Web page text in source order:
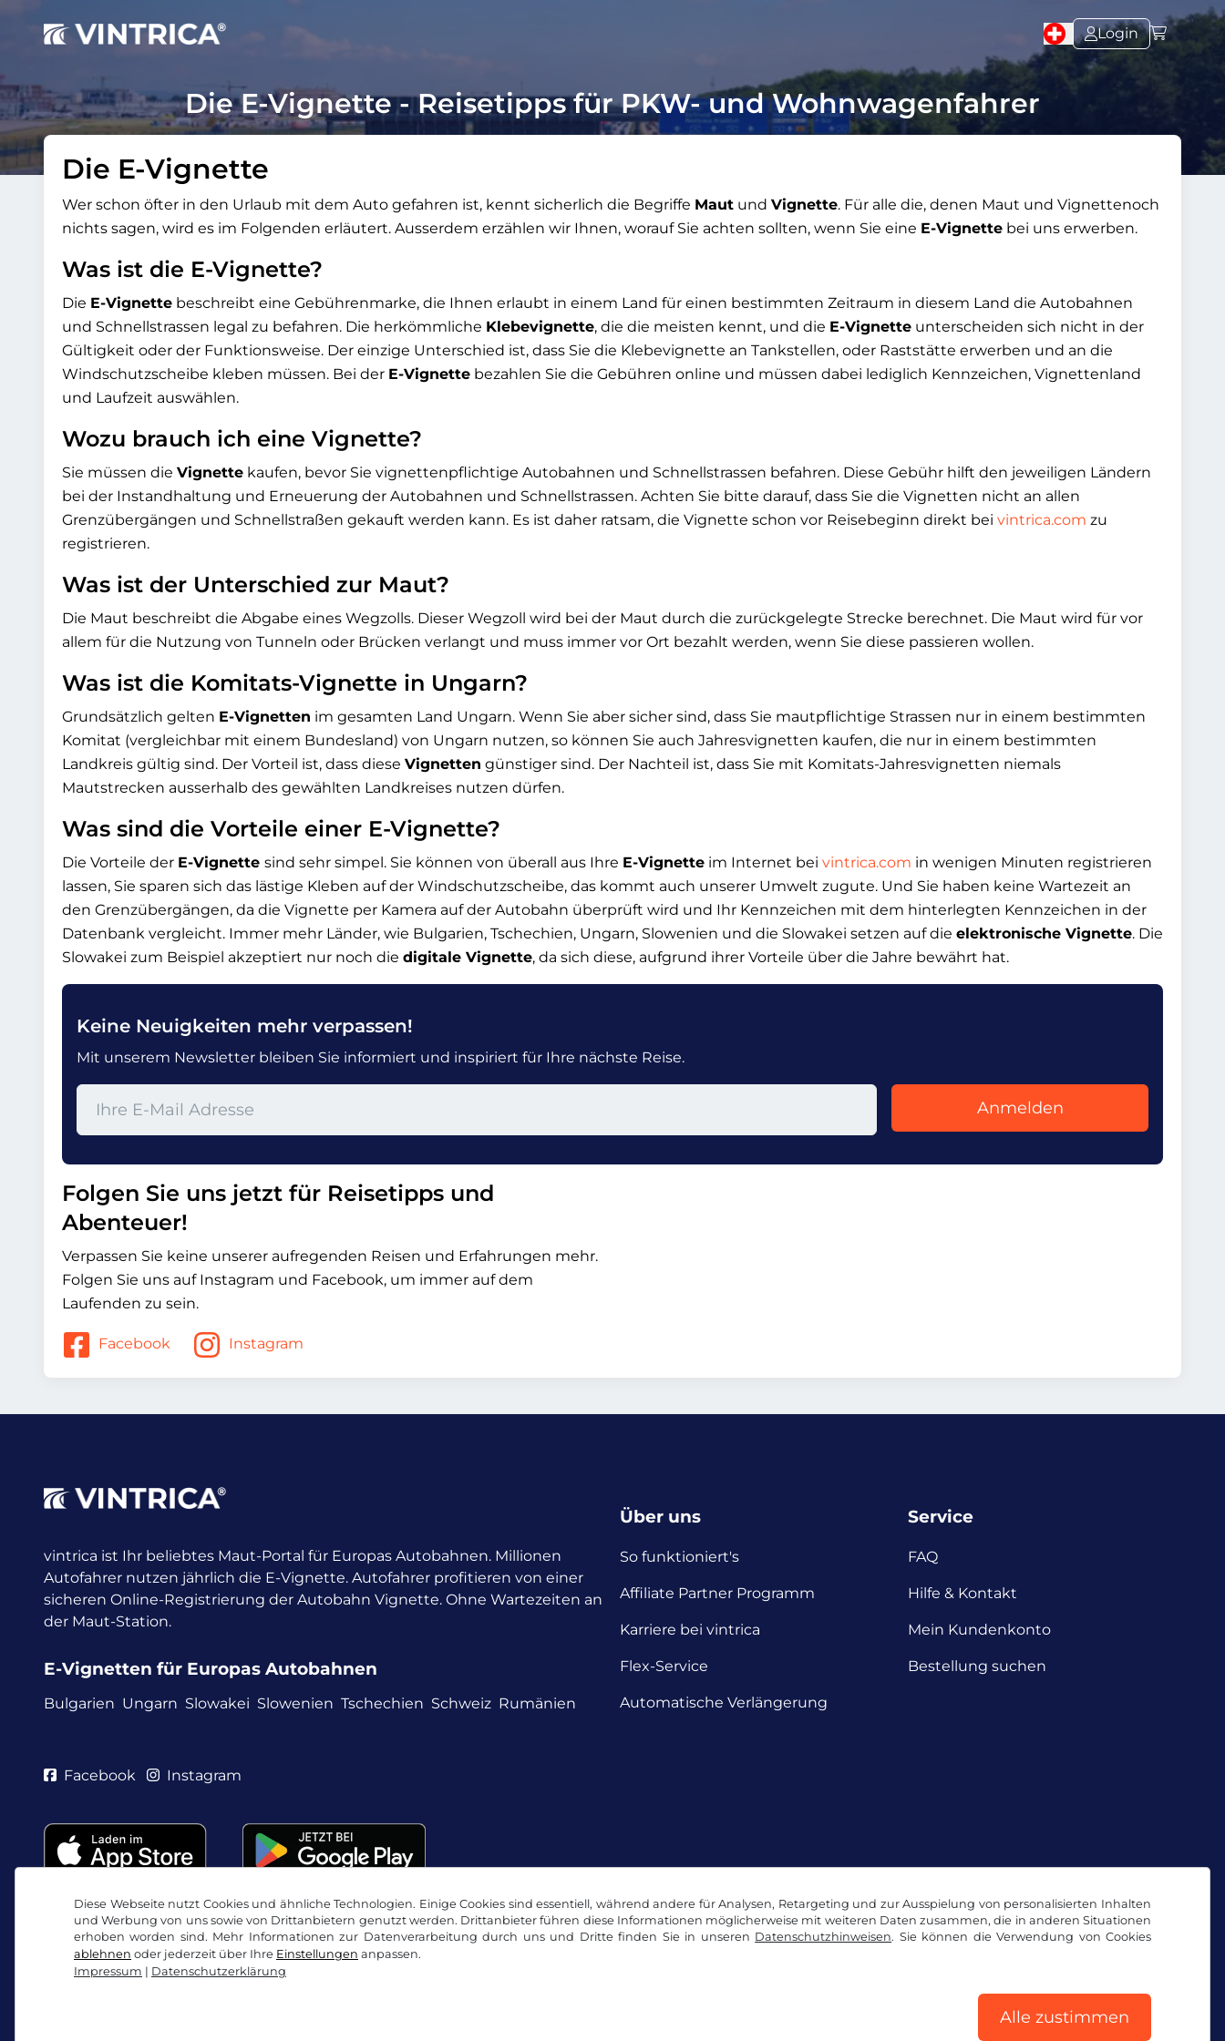
Diese Webseite nutzt Cookies und ähnliche Technologien. Einige Cookies sind essentiell, während andere für Analysen, Retargeting und zur Ausspielung von personalisierten Inhalten
und Werbung von uns sowie von Drittanbietern genutzt werden. Drittanbieter führen diese Informationen möglicherweise mit weiteren Daten zusammen, die in anderen Situationen
erhoben worden sind. Mehr Informationen zur Datenverarbeitung durch uns und Dritte finden Sie in unseren Datenschutzhinweisen. Sie können die Verwendung von Cookies
ablehnen oder jederzeit über Ihre Einstellungen anpassen.
Impressum | Datenschutzerklärung
Alle zustimmen
Login
Die E-Vignette - Reisetipps für PKW- und Wohnwagenfahrer
Die E-Vignette
Wer schon öfter in den Urlaub mit dem Auto gefahren ist, kennt sicherlich die Begriffe Maut und Vignette. Für alle die, denen Maut und Vignettenoch
nichts sagen, wird es im Folgenden erläutert. Ausserdem erzählen wir Ihnen, worauf Sie achten sollten, wenn Sie eine E-Vignette bei uns erwerben.
Was ist die E-Vignette?
Die E-Vignette beschreibt eine Gebührenmarke, die Ihnen erlaubt in einem Land für einen bestimmten Zeitraum in diesem Land die Autobahnen
und Schnellstrassen legal zu befahren. Die herkömmliche Klebevignette, die die meisten kennt, und die E-Vignette unterscheiden sich nicht in der
Gültigkeit oder der Funktionsweise. Der einzige Unterschied ist, dass Sie die Klebevignette an Tankstellen, oder Raststätte erwerben und an die
Windschutzscheibe kleben müssen. Bei der E-Vignette bezahlen Sie die Gebühren online und müssen dabei lediglich Kennzeichen, Vignettenland
und Laufzeit auswählen.
Wozu brauch ich eine Vignette?
Sie müssen die Vignette kaufen, bevor Sie vignettenpflichtige Autobahnen und Schnellstrassen befahren. Diese Gebühr hilft den jeweiligen Ländern
bei der Instandhaltung und Erneuerung der Autobahnen und Schnellstrassen. Achten Sie bitte darauf, dass Sie die Vignetten nicht an allen
Grenzübergängen und Schnellstraßen gekauft werden kann. Es ist daher ratsam, die Vignette schon vor Reisebeginn direkt bei vintrica.com zu
registrieren.
Was ist der Unterschied zur Maut?
Die Maut beschreibt die Abgabe eines Wegzolls. Dieser Wegzoll wird bei der Maut durch die zurückgelegte Strecke berechnet. Die Maut wird für vor
allem für die Nutzung von Tunneln oder Brücken verlangt und muss immer vor Ort bezahlt werden, wenn Sie diese passieren wollen.
Was ist die Komitats-Vignette in Ungarn?
Grundsätzlich gelten E-Vignetten im gesamten Land Ungarn. Wenn Sie aber sicher sind, dass Sie mautpflichtige Strassen nur in einem bestimmten
Komitat (vergleichbar mit einem Bundesland) von Ungarn nutzen, so können Sie auch Jahresvignetten kaufen, die nur in einem bestimmten
Landkreis gültig sind. Der Vorteil ist, dass diese Vignetten günstiger sind. Der Nachteil ist, dass Sie mit Komitats-Jahresvignetten niemals
Mautstrecken ausserhalb des gewählten Landkreises nutzen dürfen.
Was sind die Vorteile einer E-Vignette?
Die Vorteile der E-Vignette sind sehr simpel. Sie können von überall aus Ihre E-Vignette im Internet bei vintrica.com in wenigen Minuten registrieren
lassen, Sie sparen sich das lästige Kleben auf der Windschutzscheibe, das kommt auch unserer Umwelt zugute. Und Sie haben keine Wartezeit an
den Grenzübergängen, da die Vignette per Kamera auf der Autobahn überprüft wird und Ihr Kennzeichen mit dem hinterlegten Kennzeichen in der
Datenbank vergleicht. Immer mehr Länder, wie Bulgarien, Tschechien, Ungarn, Slowenien und die Slowakei setzen auf die elektronische Vignette. Die
Slowakei zum Beispiel akzeptiert nur noch die digitale Vignette, da sich diese, aufgrund ihrer Vorteile über die Jahre bewährt hat.
Keine Neuigkeiten mehr verpassen!
Mit unserem Newsletter bleiben Sie informiert und inspiriert für Ihre nächste Reise.
Anmelden
Folgen Sie uns jetzt für Reisetipps und
Abenteuer!
Verpassen Sie keine unserer aufregenden Reisen und Erfahrungen mehr.
Folgen Sie uns auf Instagram und Facebook, um immer auf dem
Laufenden zu sein.
Facebook Instagram
vintrica ist Ihr beliebtes Maut-Portal für Europas Autobahnen. Millionen
Autofahrer nutzen jährlich die E-Vignette. Autofahrer profitieren von einer
sicheren Online-Registrierung der Autobahn Vignette. Ohne Wartezeiten an
der Maut-Station.
E-Vignetten für Europas Autobahnen
Bulgarien Ungarn Slowakei Slowenien Tschechien Schweiz Rumänien
Über uns
So funktioniert's
Affiliate Partner Programm
Karriere bei vintrica
Flex-Service
Automatische Verlängerung
Service
FAQ
Hilfe & Kontakt
Mein Kundenkonto
Bestellung suchen
Facebook Instagram